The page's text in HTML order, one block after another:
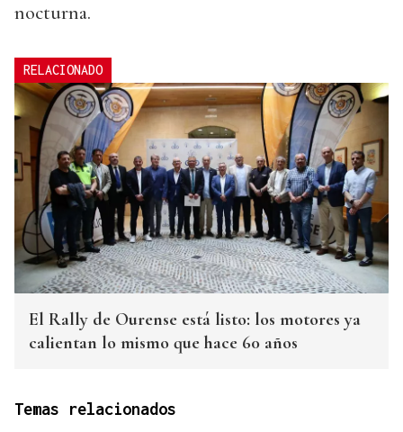
nocturna.
RELACIONADO
El Rally de Ourense está listo: los motores ya
calientan lo mismo que hace 60 años
Temas relacionados